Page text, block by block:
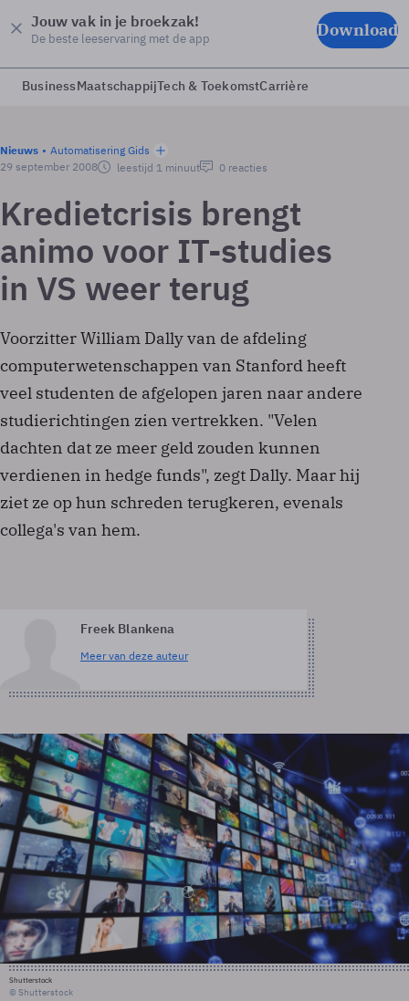
Jouw vak in je broekzak!
De beste leeservaring met de app Download
BusinessMaatschappijTech & ToekomstCarrière
Nieuws
Automatisering Gids
29 september 2008
leestijd 1 minuut 0 reacties
Kredietcrisis brengt
animo voor IT-studies
in VS weer terug
Voorzitter William Dally van de afdeling
computerwetenschappen van Stanford heeft
veel studenten de afgelopen jaren naar andere
studierichtingen zien vertrekken. "Velen
dachten dat ze meer geld zouden kunnen
verdienen in hedge funds", zegt Dally. Maar hij
ziet ze op hun schreden terugkeren, evenals
collega's van hem.
Freek Blankena
Meer van deze auteur
Shutterstock
© Shutterstock